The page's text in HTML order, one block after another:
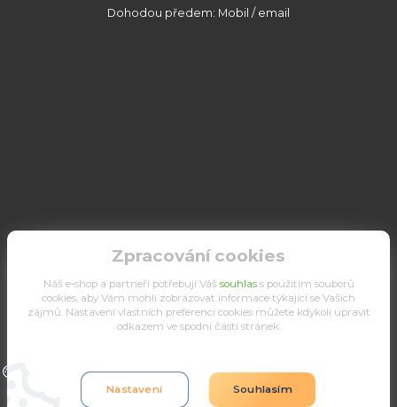
Dohodou předem: Mobil / email
Upravit sběr cookies.
Zpracování cookies
Náš e-shop a partneři potřebují Váš souhlass použitím souborů
cookies, aby Vám mohli zobrazovat informace týkající se Vašich
zájmů. Nastavení vlastních preferencí cookies můžete kdykoli upravit
odkazem ve spodní části stránek.
Nastavení Souhlasím